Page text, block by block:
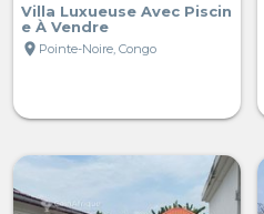
Villa Luxueuse Avec Piscin
e À Vendre
location_on Pointe-Noire, Congo